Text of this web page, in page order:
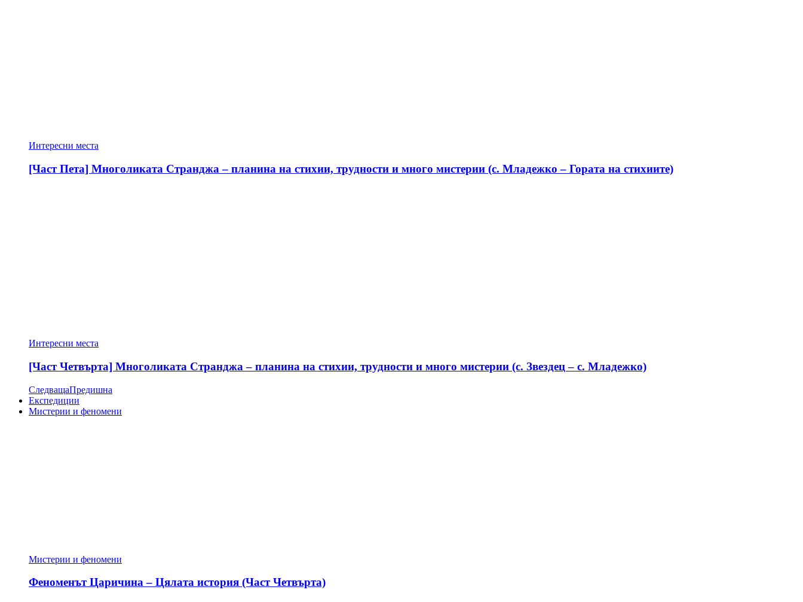
Интересни места
[Част Пета] Многоликата Странджа – планина на стихии, трудности и много мистерии (с. Младежко – Гората на стихиите)
Интересни места
[Част Четвърта] Многоликата Странджа – планина на стихии, трудности и много мистерии (с. Звездец – с. Младежко)
СледващаПредишна
Експедиции
Мистерии и феномени
Мистерии и феномени
Феноменът Царичина – Цялата история (Част Четвърта)